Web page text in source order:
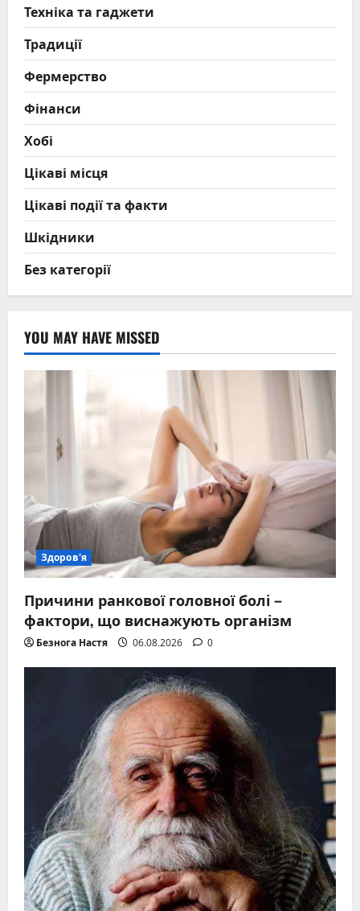
Техніка та гаджети
Традиції
Фермерство
Фінанси
Хобі
Цікаві місця
Цікаві події та факти
Шкідники
Без категорії
YOU MAY HAVE MISSED
Здоров'я
Причини ранкової головної болі –
фактори, що виснажують організм
Безнога Настя 06.08.2026 0